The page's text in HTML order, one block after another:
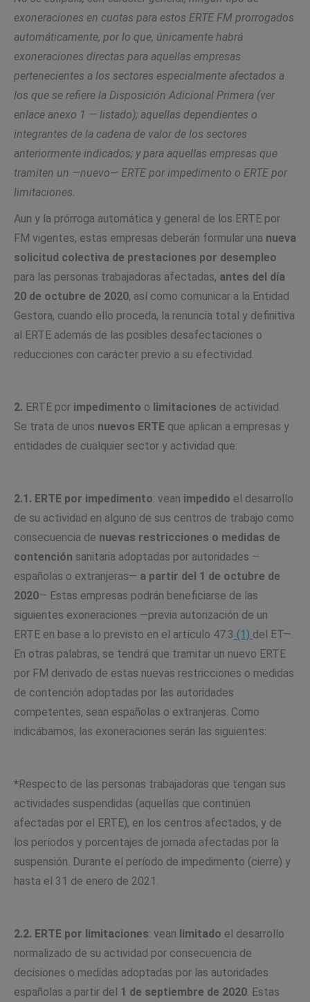
exoneraciones en cuotas para estos ERTE FM prorrogados
automáticamente, por lo que, únicamente habrá
exoneraciones directas para aquellas empresas
pertenecientes a los sectores especialmente afectados a
los que se refiere la Disposición Adicional Primera (ver
enlace anexo 1 — listado); aquellas dependientes o
integrantes de la cadena de valor de los sectores
anteriormente indicados; y para aquellas empresas que
tramiten un —nuevo— ERTE por impedimento o ERTE por
limitaciones.
Aun y la prórroga automática y general de los ERTE por
FM vigentes, estas empresas deberán formular una nueva
solicitud colectiva de prestaciones por desempleo
para las personas trabajadoras afectadas, antes del día
20 de octubre de 2020, así como comunicar a la Entidad
Gestora, cuando ello proceda, la renuncia total y definitiva
al ERTE además de las posibles desafectaciones o
reducciones con carácter previo a su efectividad.
2. ERTE por impedimento o limitaciones de actividad.
Se trata de unos nuevos ERTE que aplican a empresas y
entidades de cualquier sector y actividad que:
2.1. ERTE por impedimento: vean impedido el desarrollo
de su actividad en alguno de sus centros de trabajo como
consecuencia de nuevas restricciones o medidas de
contención sanitaria adoptadas por autoridades —
españolas o extranjeras— a partir del 1 de octubre de
2020— Estas empresas podrán beneficiarse de las
siguientes exoneraciones —previa autorización de un
ERTE en base a lo previsto en el artículo 47.3 (1) del ET—.
En otras palabras, se tendrá que tramitar un nuevo ERTE
por FM derivado de estas nuevas restricciones o medidas
de contención adoptadas por las autoridades
competentes, sean españolas o extranjeras. Como
indicábamos, las exoneraciones serán las siguientes:
*Respecto de las personas trabajadoras que tengan sus
actividades suspendidas (aquellas que continúen
afectadas por el ERTE), en los centros afectados, y de
los períodos y porcentajes de jornada afectadas por la
suspensión. Durante el período de impedimento (cierre) y
hasta el 31 de enero de 2021.
2.2. ERTE por limitaciones: vean limitado el desarrollo
normalizado de su actividad por consecuencia de
decisiones o medidas adoptadas por las autoridades
españolas a partir del 1 de septiembre de 2020. Estas